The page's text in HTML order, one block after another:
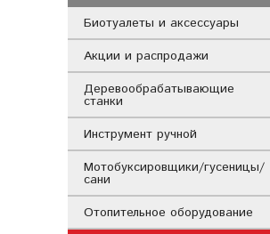
Биотуалеты и аксессуары
Акции и распродажи
Деревообрабатывающие
станки
Инструмент ручной
Мотобуксировщики/гусеницы/
сани
Отопительное оборудование